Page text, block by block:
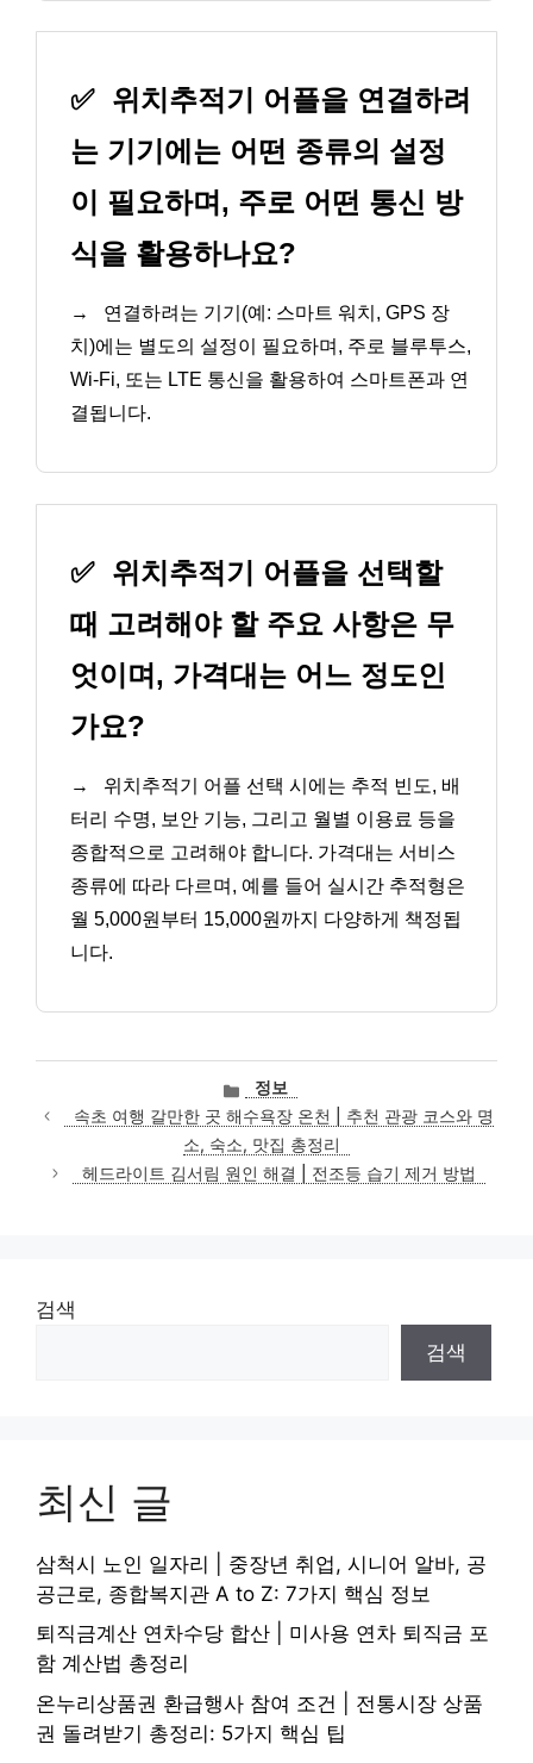
✅ 위치추적기 어플을 연결하려
는 기기에는 어떤 종류의 설정
이 필요하며, 주로 어떤 통신 방
식을 활용하나요?
→
연결하려는 기기(예: 스마트 워치, GPS 장
치)에는 별도의 설정이 필요하며, 주로 블루투스,
Wi-Fi, 또는 LTE 통신을 활용하여 스마트폰과 연
결됩니다.
✅ 위치추적기 어플을 선택할
때 고려해야 할 주요 사항은 무
엇이며, 가격대는 어느 정도인
가요?
→
위치추적기 어플 선택 시에는 추적 빈도, 배
터리 수명, 보안 기능, 그리고 월별 이용료 등을
종합적으로 고려해야 합니다. 가격대는 서비스
종류에 따라 다르며, 예를 들어 실시간 추적형은
월 5,000원부터 15,000원까지 다양하게 책정됩
니다.
카
테
고
리
정보
속초 여행 갈만한 곳 해수욕장 온천 | 추천 관광 코스와 명
소, 숙소, 맛집 총정리
헤드라이트 김서림 원인 해결 | 전조등 습기 제거 방법
검색
검색
최신 글
삼척시 노인 일자리 | 중장년 취업, 시니어 알바, 공
공근로, 종합복지관 A to Z: 7가지 핵심 정보
퇴직금계산 연차수당 합산 | 미사용 연차 퇴직금 포
함 계산법 총정리
온누리상품권 환급행사 참여 조건 | 전통시장 상품
권 돌려받기 총정리: 5가지 핵심 팁